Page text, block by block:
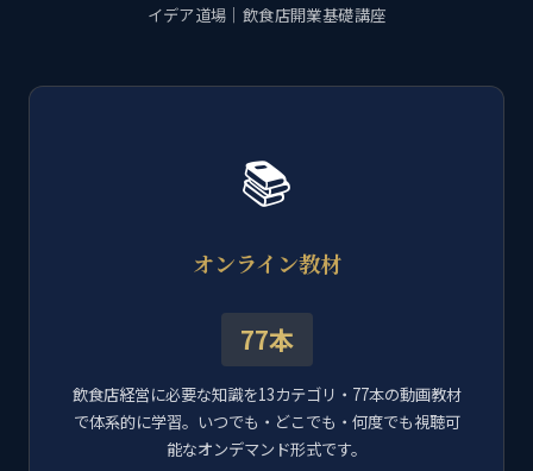
イデア道場｜飲食店開業基礎講座
📚
オンライン教材
77本
飲食店経営に必要な知識を13カテゴリ・77本の動画教材
で体系的に学習。いつでも・どこでも・何度でも視聴可
能なオンデマンド形式です。